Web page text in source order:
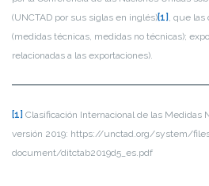
(UNCTAD por sus siglas en inglés)[1] , que
(medidas técnicas, medidas no técnicas);
relacionadas a las exportaciones).
[1] Clasificación Internacional de las Medidas
versión 2019: https://unctad.org/system/
document/ditctab2019d5_es.pdf